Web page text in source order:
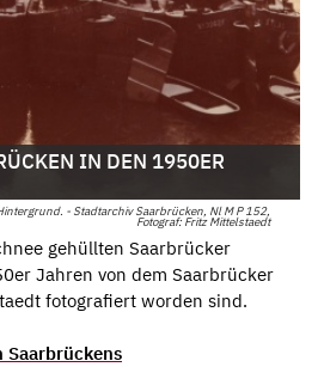
- Stadtarchiv Saarbrücken, Nl M P 152,
Fotograf: Fritz Mittelstaedt
IN DEN 1950ER
gehüllten Saarbrücker
Jahren von dem Saarbrücker
fotografiert worden sind.
Saarbrückens